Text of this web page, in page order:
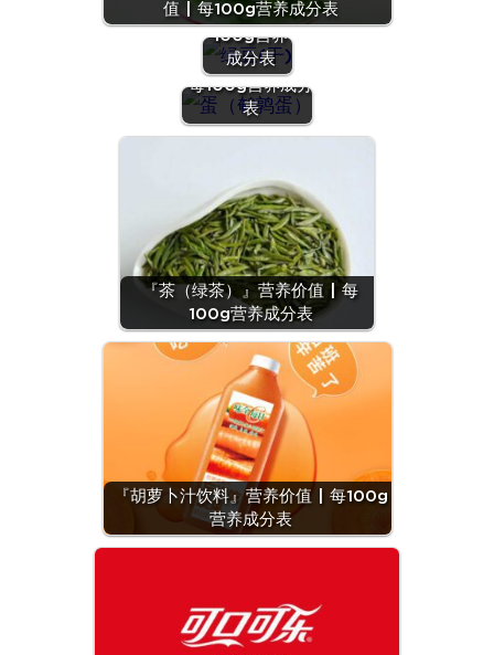
值 | 每100g营养成分表
价值 | 每
100g营养
成分表
『蛋（鹌鹑
蛋）』营养价值 |
每100g营养成分
表
『茶（绿茶）』营养价值 | 每
100g营养成分表
『胡萝卜汁饮料』营养价值 | 每100g
营养成分表